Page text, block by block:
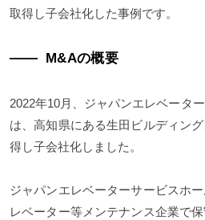
取得し子会社化した事例です。
M&Aの概要
2022年10月、ジャパンエレベータ
は、高知県にある生田ビルディン
得し子会社化しました。
ジャパンエレベーターサービスホ
レベーター等メンテナンス企業で